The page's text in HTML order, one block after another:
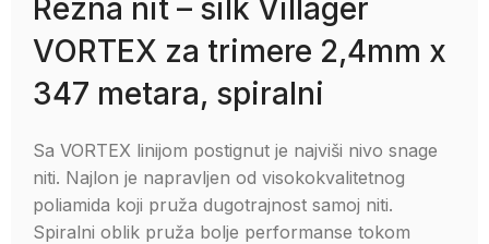
Rezna nit – silk Villager
VORTEX za trimere 2,4mm x
347 metara, spiralni
Sa VORTEX linijom postignut je najviši nivo snage
niti. Najlon je napravljen od visokokvalitetnog
poliamida koji pruža dugotrajnost samoj niti.
Spiralni oblik pruža bolje performanse tokom